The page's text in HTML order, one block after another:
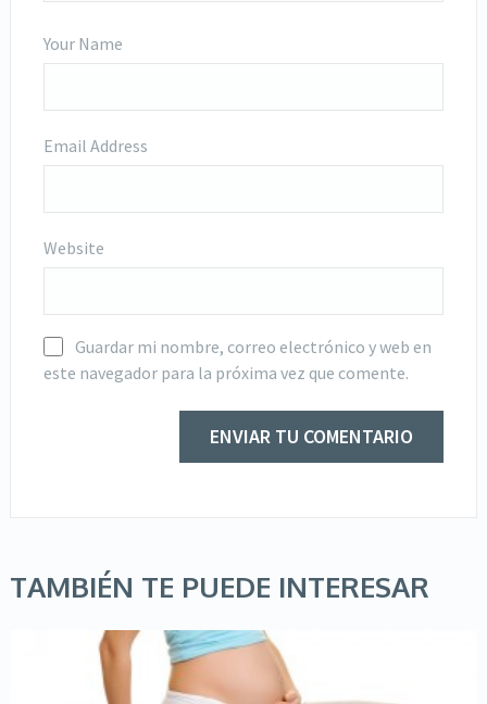
Your Name
Email Address
Website
Guardar mi nombre, correo electrónico y web en
este navegador para la próxima vez que comente.
TAMBIÉN TE PUEDE INTERESAR